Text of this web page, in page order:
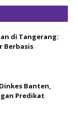
di Tangerang:
Berbasis
Banten,
Predikat